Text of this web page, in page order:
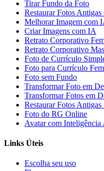
Tirar Fundo da Foto
Restaurar Fotos
Melhorar Imagem com
Criar Imagens com IA
Retrato Corporativo
Retrato Corporativo
Foto de Currículo
Foto para Currículo
Foto sem Fundo
Transformar Foto em
Transformar Fotos em
Restaurar Fotos
Foto do RG Online
Avatar com
Links Úteis
Escolha seu uso